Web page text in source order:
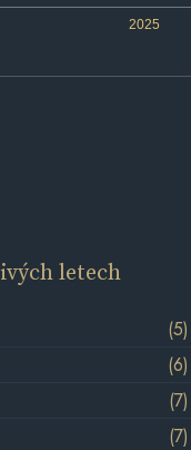
2025
letech
(5)
(6)
(7)
(7)